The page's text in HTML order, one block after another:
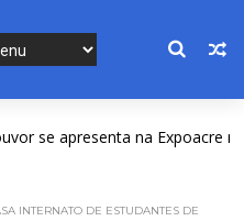
apresenta na Expoacre nesta
INTERNATO DE ESTUDANTES DE